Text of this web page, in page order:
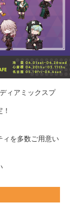
ィアミックスプ
ィを多数ご用意い